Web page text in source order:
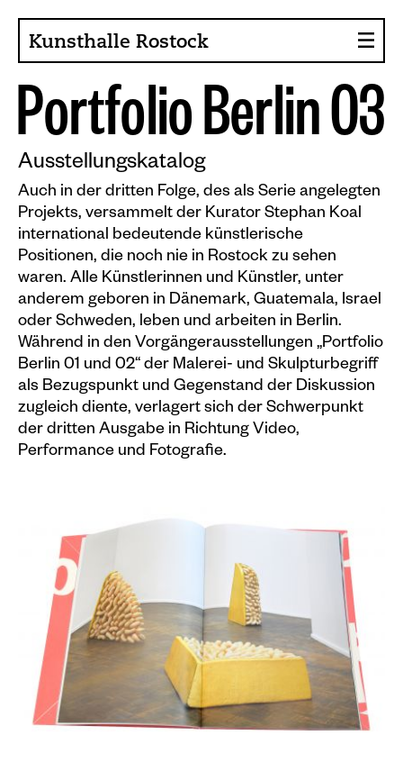
Kunsthalle Rostock
Über die Kunsthalle
Sammlung
Ansprechpartner
Förderer, Projekte
Presse
Café im Gräsergarten
Aktuelles
News
Veranstaltungskalender
Information
Programm & Führungen
Kunstvermittlung &
Museumspädagogik
Ausstellungen
Aktuell
Vorschau
Archiv
PortfolioBerlin03
Ausstellungskatalog
Auch in der dritten Folge, des als Serie angelegten
Projekts, versammelt der Kurator Stephan Koal
international bedeutende künstlerische
Positionen, die noch nie in Rostock zu sehen
waren. Alle Künstlerinnen und Künstler, unter
anderem geboren in Dänemark, Guatemala, Israel
oder Schweden, leben und arbeiten in Berlin.
Während in den Vorgängerausstellungen „Portfolio
Berlin 01 und 02“ der Malerei- und Skulpturbegriff
als Bezugspunkt und Gegenstand der Diskussion
zugleich diente, verlagert sich der Schwerpunkt
der dritten Ausgabe in Richtung Video,
Performance und Fotografie.